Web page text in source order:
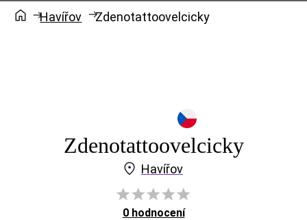
Havířov Zdenotattoovelcicky
Zdenotattoovelcicky
Havířov
0 hodnocení